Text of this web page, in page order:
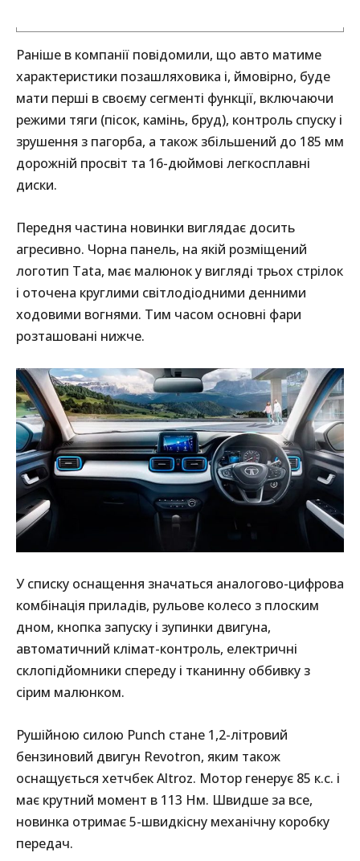
Раніше в компанії повідомили, що авто матиме
характеристики позашляховика і, ймовірно, буде
мати перші в своєму сегменті функції, включаючи
режими тяги (пісок, камінь, бруд), контроль спуску і
зрушення з пагорба, а також збільшений до 185 мм
дорожній просвіт та 16-дюймові легкосплавні
диски.
Передня частина новинки виглядає досить
агресивно. Чорна панель, на якій розміщений
логотип Tata, має малюнок у вигляді трьох стрілок
і оточена круглими світлодіодними денними
ходовими вогнями. Тим часом основні фари
розташовані нижче.
У списку оснащення значаться аналогово-цифрова
комбінація приладів, рульове колесо з плоским
дном, кнопка запуску і зупинки двигуна,
автоматичний клімат-контроль, електричні
склопідйомники спереду і тканинну оббивку з
сірим малюнком.
Рушійною силою Punch стане 1,2-літровий
бензиновий двигун Revotron, яким також
оснащується хетчбек Altroz. Мотор генерує 85 к.с. і
має крутний момент в 113 Нм. Швидше за все,
новинка отримає 5-швидкісну механічну коробку
передач.